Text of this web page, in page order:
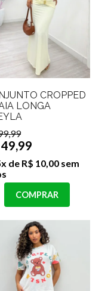
CROPPED
LONGA
49,99
de R$ 10,00 sem
COMPRAR